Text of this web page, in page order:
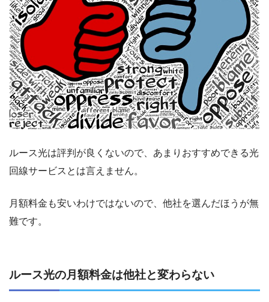
ルース光は評判が良くないので、あまりおすすめできる光
回線サービスとは言えません。
月額料金も安いわけではないので、他社を選んだほうが無
難です。
ルース光の月額料金は他社と変わらない